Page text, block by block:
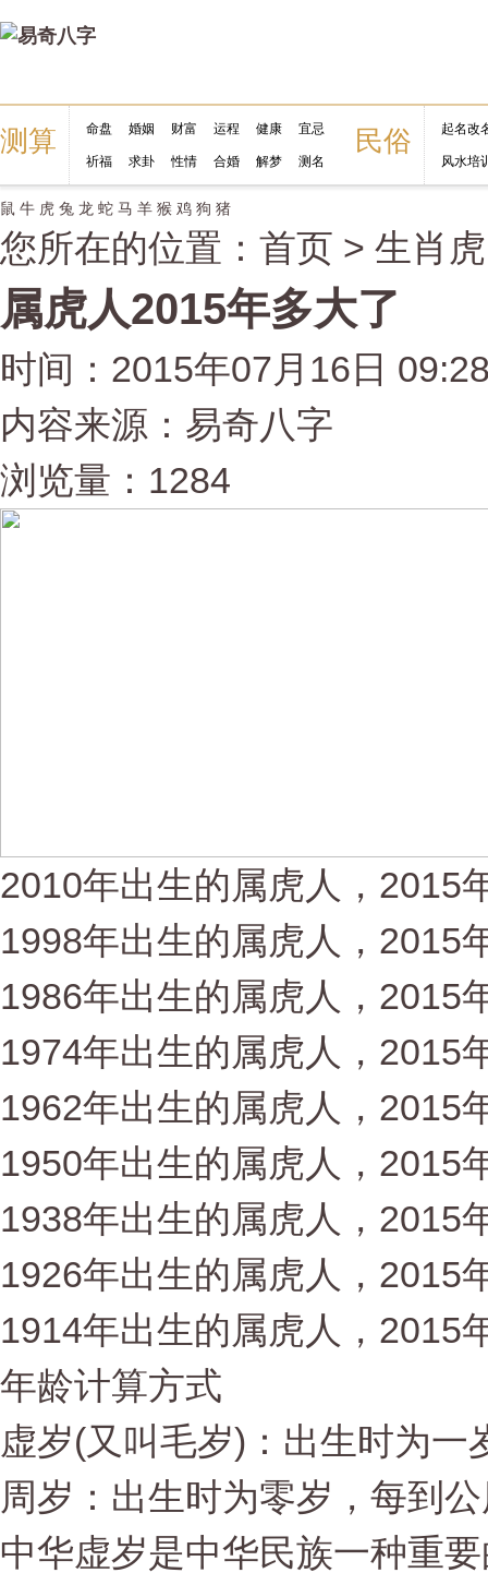
测算 命盘 婚姻 财富 运程 健康 宜忌
祈福 求卦 性情 合婚 解梦 测名
民俗 起名改
风水培
鼠 牛 虎 兔 龙 蛇 马 羊 猴 鸡 狗 猪
您所在的位置： 首页 > 生肖虎
属虎人2015年多大了
时间：2015年07月16日
内容来源：易奇八字
浏览量：1284
2010年出生的属虎人，2015
1998年出生的属虎人，2015
1986年出生的属虎人，2015
1974年出生的属虎人，2015
1962年出生的属虎人，2015
1950年出生的属虎人，2015
1938年出生的属虎人，2015
1926年出生的属虎人，2015
1914年出生的属虎人，2015
年龄计算方式
虚岁(又叫毛岁)：出生时为一
周岁：出生时为零岁，每到
中华虚岁是中华民族一种重